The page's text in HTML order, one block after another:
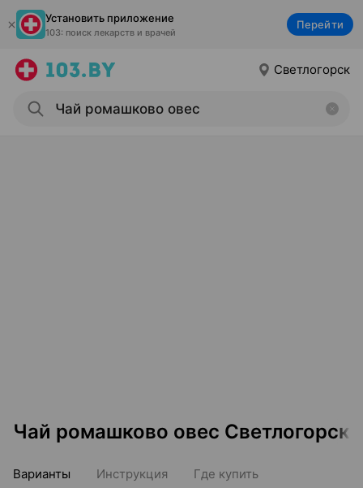
Установить приложение
103: поиск лекарств и врачей
Перейти
Светлогорск
Чай ромашково овес Светлогорск
Варианты Инструкция Где купить